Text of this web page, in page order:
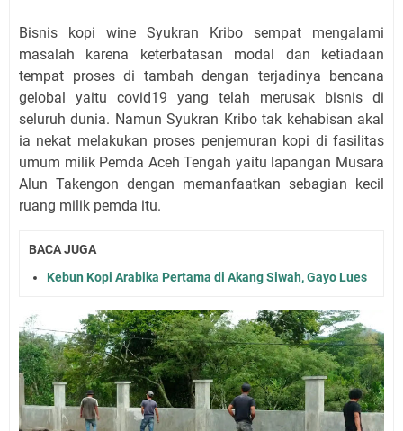
Bisnis kopi wine Syukran Kribo sempat mengalami
masalah karena keterbatasan modal dan ketiadaan
tempat proses di tambah dengan terjadinya bencana
gelobal yaitu covid19 yang telah merusak bisnis di
seluruh dunia. Namun Syukran Kribo tak kehabisan akal
ia nekat melakukan proses penjemuran kopi di fasilitas
umum milik Pemda Aceh Tengah yaitu lapangan Musara
Alun Takengon dengan memanfaatkan sebagian kecil
ruang milik pemda itu.
BACA JUGA
Kebun Kopi Arabika Pertama di Akang Siwah, Gayo Lues